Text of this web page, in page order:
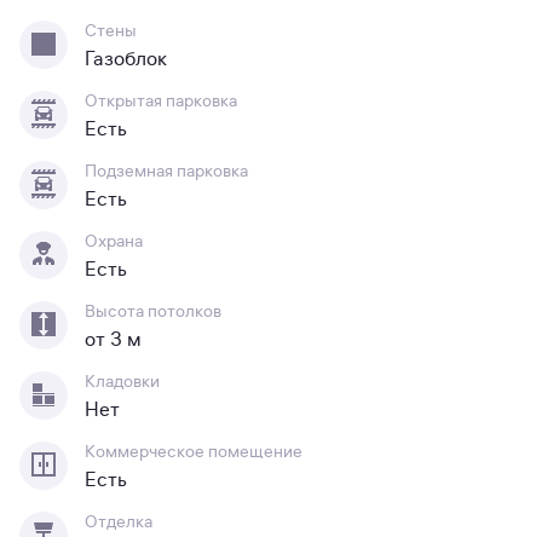
Стены
Газоблок
Открытая парковка
Есть
Подземная парковка
Есть
Охрана
Есть
Высота потолков
от 3 м
Кладовки
Нет
Коммерческое помещение
Есть
Отделка